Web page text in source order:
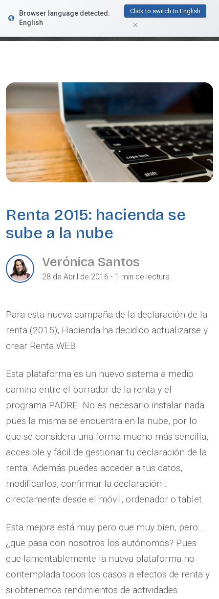
FacturaDirecta
Browser language detected:
English
Click to switch to English
Renta 2015: hacienda se
sube a la nube
Verónica Santos
28 de Abril de 2016 - 1 min de lectura
Para esta nueva campaña de la declaración de la
renta (2015), Hacienda ha decidido actualizarse y
crear Renta WEB.
Esta plataforma es un nuevo sistema a medio
camino entre el borrador de la renta y el
programa PADRE. No es necesario instalar nada
pues la misma se encuentra en la nube, por lo
que se considera una forma mucho más sencilla,
accesible y fácil de gestionar tu declaración de la
renta. Además puedes acceder a tus datos,
modificarlos, confirmar la declaración...
directamente desde el móvil, ordenador o tablet.
Esta mejora está muy pero que muy bien, pero...
¿que pasa con nosotros los autónomos? Pues
que lamentablemente la nueva plataforma no
contemplada todos los casos a efectos de renta y
si obtenemos rendimientos de actividades